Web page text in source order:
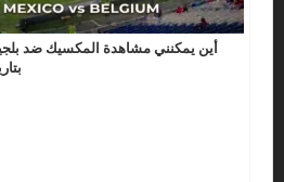
أين يمكنني مشاهدة المكسيك ضد
بتاريخ